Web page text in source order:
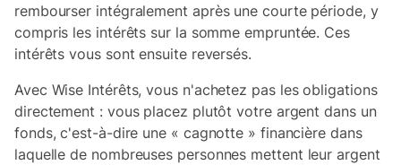
rembourser intégralement après une courte période, y
compris les intérêts sur la somme empruntée. Ces
intérêts vous sont ensuite reversés.
Avec Wise Intérêts, vous n'achetez pas les obligations
directement : vous placez plutôt votre argent dans un
fonds, c'est-à-dire une « cagnotte » financière dans
laquelle de nombreuses personnes mettent leur argent